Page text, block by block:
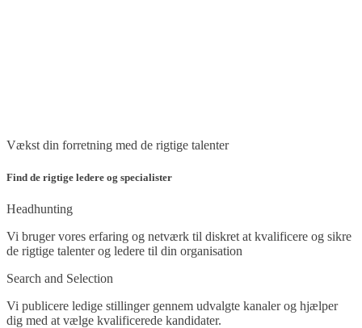
Vækst din forretning med de rigtige talenter
Find de rigtige ledere og specialister
Headhunting
Vi bruger vores erfaring og netværk til diskret at kvalificere og sikre
de rigtige talenter og ledere til din organisation
Search and Selection
Vi publicere ledige stillinger gennem udvalgte kanaler og hjælper
dig med at vælge kvalificerede kandidater.